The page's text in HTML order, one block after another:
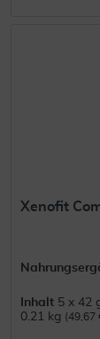
Xenofit
Inhalt 5 x 42
0.21 kg (49,67